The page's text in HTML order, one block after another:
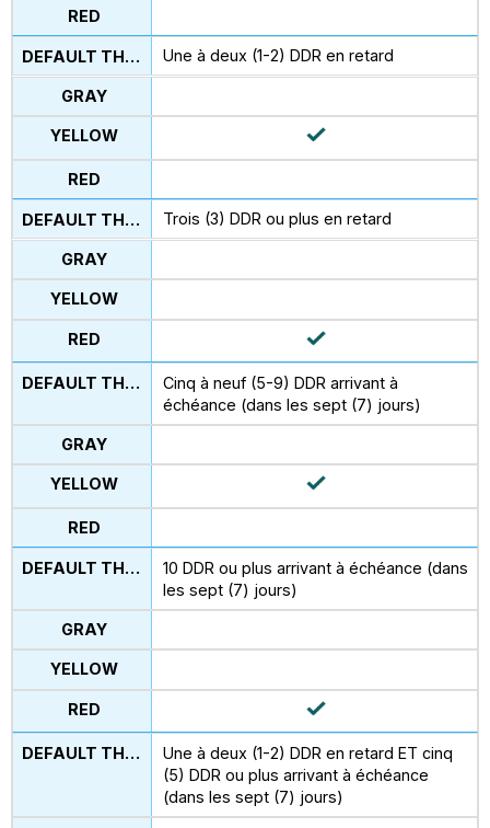
Une à deux (1-2) DDR en retard
Trois (3) DDR ou plus en retard
Cinq à neuf (5-9) DDR arrivant à
échéance (dans les sept (7) jours)
10 DDR ou plus arrivant à échéance (dans
les sept (7) jours)
Une à deux (1-2) DDR en retard ET cinq
(5) DDR ou plus arrivant à échéance
(dans les sept (7) jours)